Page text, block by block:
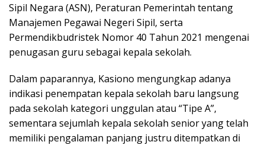
Sipil Negara (ASN), Peraturan Pemerintah tentang
Manajemen Pegawai Negeri Sipil, serta
Permendikbudristek Nomor 40 Tahun 2021 mengenai
penugasan guru sebagai kepala sekolah.
Dalam paparannya, Kasiono mengungkap adanya
indikasi penempatan kepala sekolah baru langsung
pada sekolah kategori unggulan atau “Tipe A”,
sementara sejumlah kepala sekolah senior yang telah
memiliki pengalaman panjang justru ditempatkan di